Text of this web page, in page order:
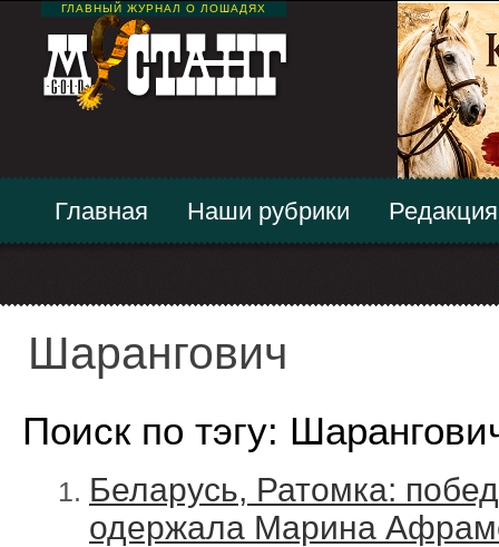
ГЛАВНЫЙ ЖУРНАЛ О ЛОШАДЯХ
Главная Наши рубрики Редакция
Шарангович
Поиск по тэгу:
Беларусь, Ратомка:
одержала Марина